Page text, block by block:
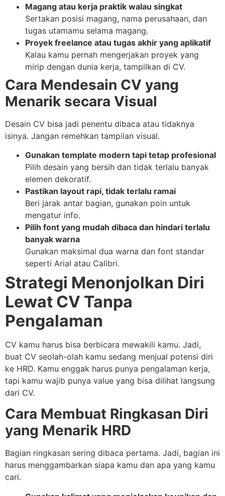
Magang atau kerja praktik walau singkat
Sertakan posisi magang, nama perusahaan, dan
tugas utamamu selama magang.
Proyek freelance atau tugas akhir yang aplikatif
Kalau kamu pernah mengerjakan proyek yang
mirip dengan dunia kerja, tampilkan di CV.
Cara Mendesain CV yang
Menarik secara Visual
Desain CV bisa jadi penentu dibaca atau tidaknya
isinya. Jangan remehkan tampilan visual.
Gunakan template modern tapi tetap profesional
Pilih desain yang bersih dan tidak terlalu banyak
elemen dekoratif.
Pastikan layout rapi, tidak terlalu ramai
Beri jarak antar bagian, gunakan poin untuk
mengatur info.
Pilih font yang mudah dibaca dan hindari terlalu
banyak warna
Gunakan maksimal dua warna dan font standar
seperti Arial atau Calibri.
Strategi Menonjolkan Diri
Lewat CV Tanpa
Pengalaman
CV kamu harus bisa berbicara mewakili kamu. Jadi,
buat CV seolah-olah kamu sedang menjual potensi diri
ke HRD. Kamu enggak harus punya pengalaman kerja,
tapi kamu wajib punya value yang bisa dilihat langsung
dari CV.
Cara Membuat Ringkasan Diri
yang Menarik HRD
Bagian ringkasan sering dibaca pertama. Jadi, bagian ini
harus menggambarkan siapa kamu dan apa yang kamu
cari.